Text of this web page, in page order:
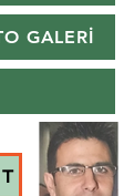
GALERİ